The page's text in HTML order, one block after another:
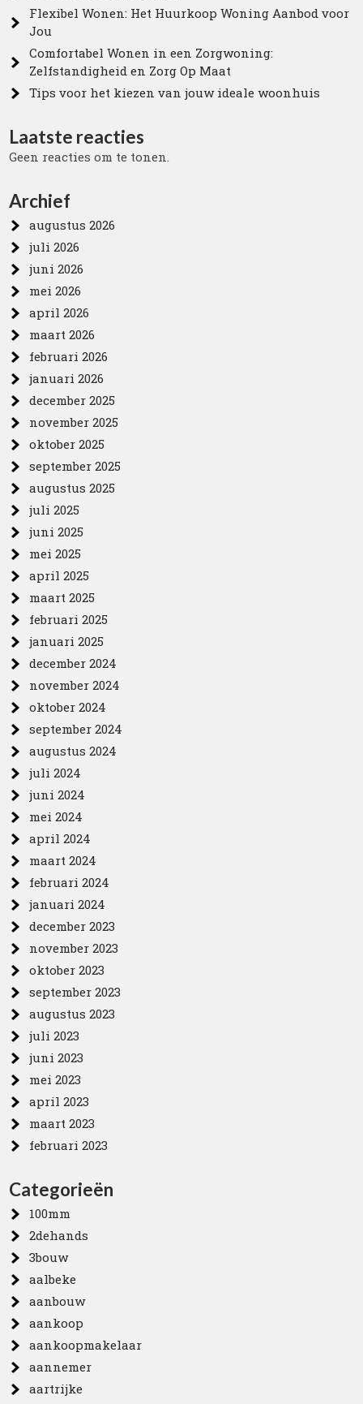
Flexibel Wonen: Het Huurkoop Woning Aanbod voor
Jou
Comfortabel Wonen in een Zorgwoning:
Zelfstandigheid en Zorg Op Maat
Tips voor het kiezen van jouw ideale woonhuis
Laatste reacties
Geen reacties om te tonen.
Archief
augustus 2026
juli 2026
juni 2026
mei 2026
april 2026
maart 2026
februari 2026
januari 2026
december 2025
november 2025
oktober 2025
september 2025
augustus 2025
juli 2025
juni 2025
mei 2025
april 2025
maart 2025
februari 2025
januari 2025
december 2024
november 2024
oktober 2024
september 2024
augustus 2024
juli 2024
juni 2024
mei 2024
april 2024
maart 2024
februari 2024
januari 2024
december 2023
november 2023
oktober 2023
september 2023
augustus 2023
juli 2023
juni 2023
mei 2023
april 2023
maart 2023
februari 2023
Categorieën
100mm
2dehands
3bouw
aalbeke
aanbouw
aankoop
aankoopmakelaar
aannemer
aartrijke